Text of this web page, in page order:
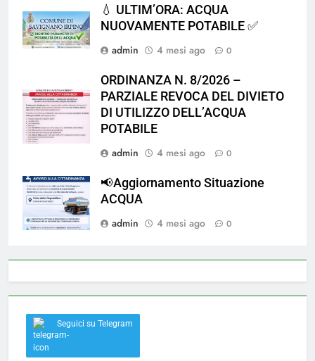
💧 ULTIM’ORA: ACQUA
NUOVAMENTE POTABILE ✅
admin
4 mesi ago 0
ORDINANZA N. 8/2026 –
PARZIALE REVOCA DEL DIVIETO
DI UTILIZZO DELL’ACQUA
POTABILE
admin
4 mesi ago 0
📢Aggiornamento Situazione
ACQUA
admin
4 mesi ago 0
Seguici su Telegram